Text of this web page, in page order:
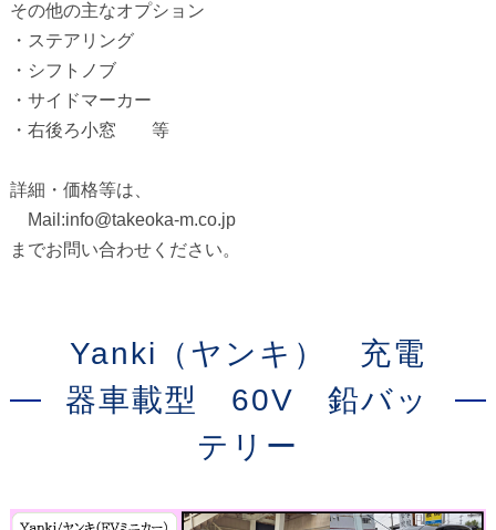
その他の主なオプション
・ステアリング
・シフトノブ
・サイドマーカー
・右後ろ小窓 等
詳細・価格等は、
Mail:info@takeoka-m.co.jp
までお問い合わせください。
Yanki（ヤンキ） 充電
器車載型 60V 鉛バッ
テリー